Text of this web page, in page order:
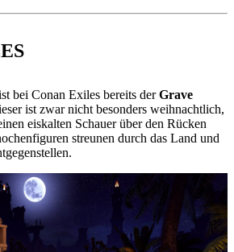
bei Conan Exiles bereits derGrave
ist zwar nicht besonders weihnachtlich,
eiskalten Schauer über den Rücken
streunen durch das Land und